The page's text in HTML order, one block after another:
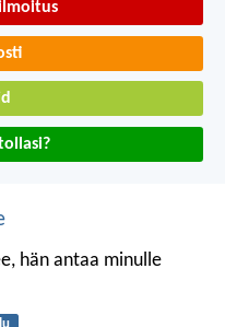
hän antaa minulle